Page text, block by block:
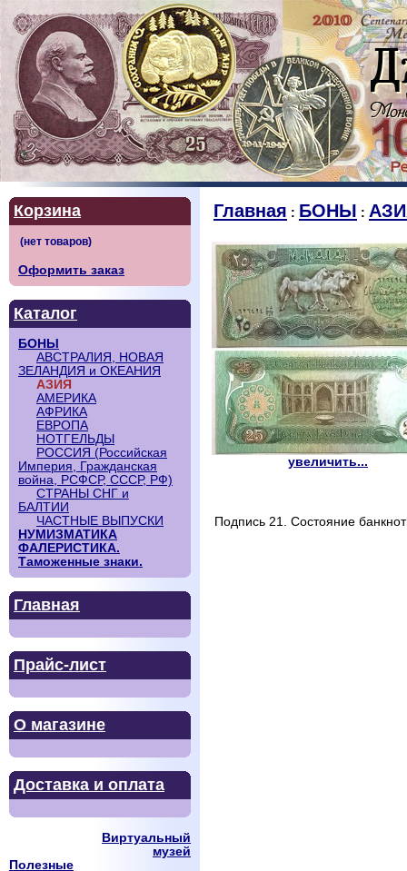
Корзина
Оформить заказ
Каталог
БОНЫ
АВСТРАЛИЯ, НОВАЯ
ЗЕЛАНДИЯ и ОКЕАНИЯ
АЗИЯ
АМЕРИКА
АФРИКА
ЕВРОПА
НОТГЕЛЬДЫ
РОССИЯ (Российская
Империя, Гражданская
война, РСФСР, СССР, РФ)
СТРАНЫ СНГ и
БАЛТИИ
ЧАСТНЫЕ ВЫПУСКИ
НУМИЗМАТИКА
ФАЛЕРИСТИКА.
Таможенные знаки.
Главная
Прайс-лист
О магазине
Доставка и оплата
Виртуальный
музей
Полезные
Главная : БОНЫ :
увеличить...
Подпись 21. Состояние